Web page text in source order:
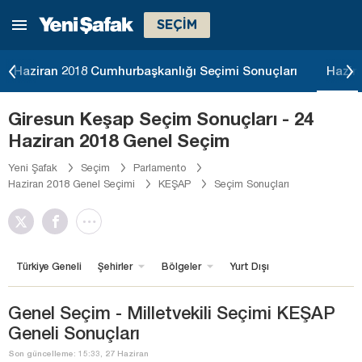
SEÇİM
Haziran 2018 Cumhurbaşkanlığı Seçimi Sonuçları
Giresun Keşap Seçim Sonuçları - 24
Haziran 2018 Genel Seçim
Yeni Şafak Seçim
Parlamento
Haziran 2018 Genel Seçimi
KEŞAP Seçim Sonuçları
Türkiye Geneli Şehirler Bölgeler Yurt Dışı
Genel Seçim - Milletvekili Seçimi KEŞAP
Geneli Sonuçları
Son güncelleme: 15:33, 27 Haziran